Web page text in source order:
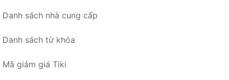
Danh sách nhà cung cấp
Danh sách từ khóa
Mã giảm giá Tiki